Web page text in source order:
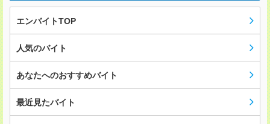
エンバイトTOP
人気のバイト
あなたへのおすすめバイト
最近見たバイト